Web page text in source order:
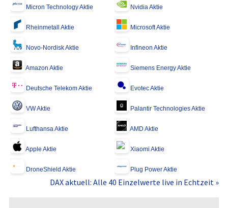
Micron Technology Aktie Nvidia Aktie
Rheinmetall Aktie Microsoft Aktie
Novo-Nordisk Aktie Infineon Aktie
Amazon Aktie Siemens Energy Aktie
Deutsche Telekom Aktie Evotec Aktie
VW Aktie Palantir Technologies Aktie
Lufthansa Aktie AMD Aktie
Apple Aktie Xiaomi Aktie
DroneShield Aktie Plug Power Aktie
DAX aktuell: Alle 40 Einzelwerte live in Echtzeit »